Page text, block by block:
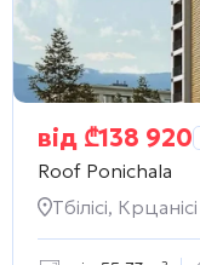
від ₾138 920
Roof Ponichala
Тбілісі, Крцанісі